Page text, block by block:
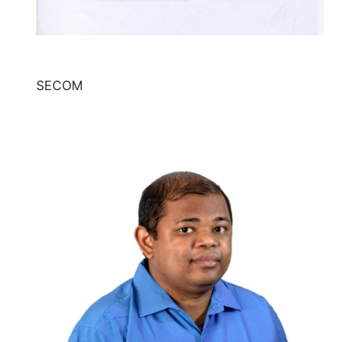
SECOM